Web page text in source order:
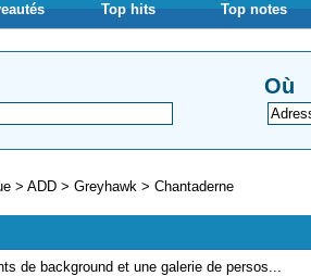
Top hits Top notes
Où
> ADD > Greyhawk > Chantaderne
de background et une galerie de persos...